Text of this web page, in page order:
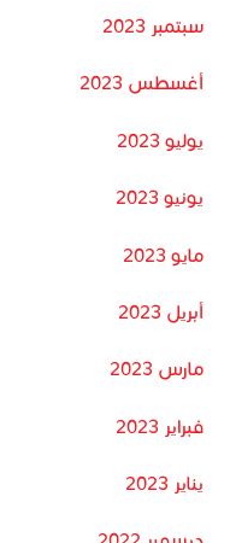
سبتمبر 2023
أغسطس 2023
يوليو 2023
يونيو 2023
مايو 2023
أبريل 2023
مارس 2023
فبراير 2023
يناير 2023